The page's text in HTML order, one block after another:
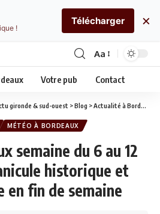
Aa
Votre pub Contact
gironde & sud-ouest >Blog >Actualité à Bordeaux
MÉTÉO À BORDEAUX
semaine du 6 au 12
historique et
en fin de semaine
!
Télécharger ×